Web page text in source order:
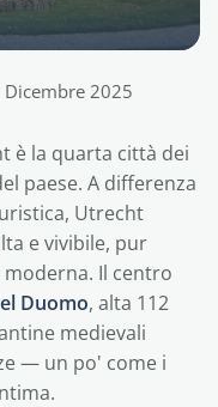
Dicembre 2025
è la quarta città dei
paese. A differenza
Utrecht
e vivibile, pur
Il centro
Duomo, alta 112
medievali
— un po' come i